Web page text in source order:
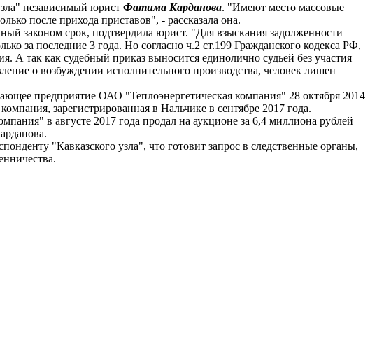
независимый юрист Фатима Карданова. "Имеют место массовые
после прихода приставов", - рассказала она.
законом срок, подтвердила юрист. "Для взыскания задолженности
за последние 3 года. Но согласно ч.2 ст.199 Гражданского кодекса РФ,
А так как судебный приказ выносится единолично судьей без участия
о возбуждении исполнительного производства, человек лишен
предприятие ОАО "Теплоэнергетическая компания" 28 октября 2014
зарегистрированная в Нальчике в сентябре 2017 года.
в августе 2017 года продал на аукционе за 6,4 миллиона рублей
"Кавказского узла", что готовит запрос в следственные органы,